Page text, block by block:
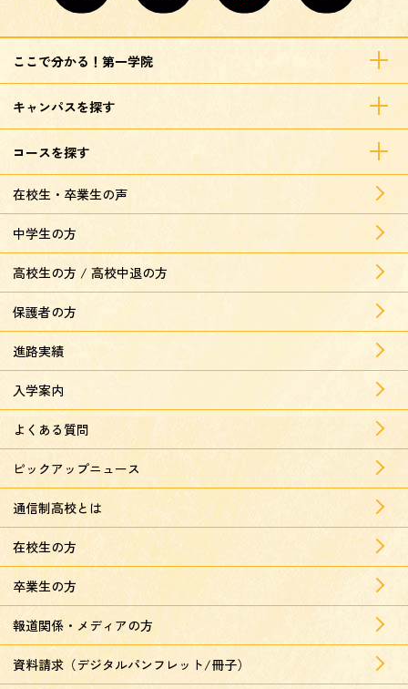
ここで分かる！第一学院
キャンパスを探す
コースを探す
在校生・卒業生の声
中学生の方
高校生の方 / 高校中退の方
保護者の方
進路実績
入学案内
よくある質問
ピックアップニュース
通信制高校とは
在校生の方
卒業生の方
報道関係・メディアの方
資料請求（デジタルパンフレット/冊子）